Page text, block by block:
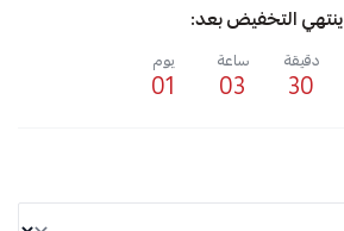
ينتهي التخفيض بعد:
30
دقيقة
03
ساعة
01
يوم